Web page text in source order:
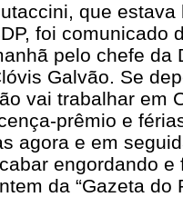
que
foi comunicado
pelo chefe da
Galvão. Se
vai trabalhar em
prêmio e
agora e em
engordando
da “Gazeta do